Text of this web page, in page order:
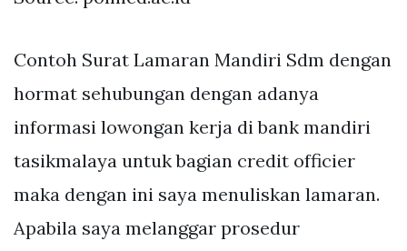
Contoh Surat Lamaran Mandiri Sdm dengan
hormat sehubungan dengan adanya
informasi lowongan kerja di bank mandiri
tasikmalaya untuk bagian credit officier
maka dengan ini saya menuliskan lamaran.
Apabila saya melanggar prosedur